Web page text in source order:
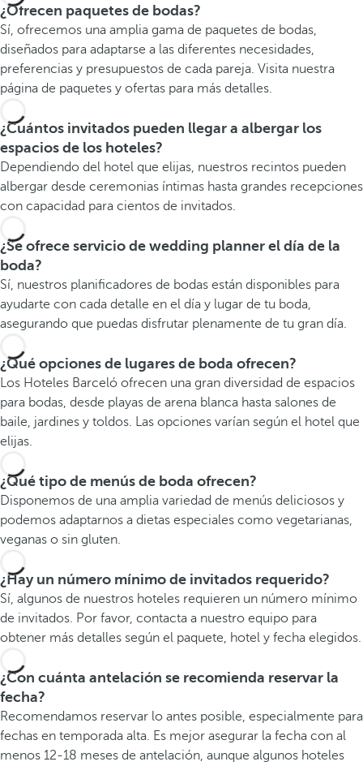
¿Ofrecen paquetes de bodas?
Sí, ofrecemos una amplia gama de paquetes de bodas,
diseñados para adaptarse a las diferentes necesidades,
preferencias y presupuestos de cada pareja. Visita nuestra
página de paquetes y ofertas para más detalles.
¿Cuántos invitados pueden llegar a albergar los
espacios de los hoteles?
Dependiendo del hotel que elijas, nuestros recintos pueden
albergar desde ceremonias íntimas hasta grandes recepciones
con capacidad para cientos de invitados.
¿Se ofrece servicio de wedding planner el día de la
boda?
Sí, nuestros planificadores de bodas están disponibles para
ayudarte con cada detalle en el día y lugar de tu boda,
asegurando que puedas disfrutar plenamente de tu gran día.
¿Qué opciones de lugares de boda ofrecen?
Los Hoteles Barceló ofrecen una gran diversidad de espacios
para bodas, desde playas de arena blanca hasta salones de
baile, jardines y toldos. Las opciones varían según el hotel que
elijas.
¿Qué tipo de menús de boda ofrecen?
Disponemos de una amplia variedad de menús deliciosos y
podemos adaptarnos a dietas especiales como vegetarianas,
veganas o sin gluten.
¿Hay un número mínimo de invitados requerido?
Sí, algunos de nuestros hoteles requieren un número mínimo
de invitados. Por favor, contacta a nuestro equipo para
obtener más detalles según el paquete, hotel y fecha elegidos.
¿Con cuánta antelación se recomienda reservar la
fecha?
Recomendamos reservar lo antes posible, especialmente para
fechas en temporada alta. Es mejor asegurar la fecha con al
menos 12-18 meses de antelación, aunque algunos hoteles